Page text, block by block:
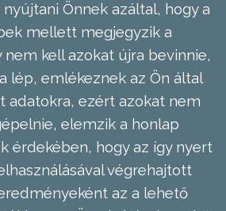
Önnek azáltal, hogy a
mellett megjegyzik a
nem kell azokat újra bevinnie,
lép, emlékeznek az Ön által
adatokra, ezért azokat nem
elemzik a honlap
érdekében, hogy az így nyert
végrehajtott
az a lehető